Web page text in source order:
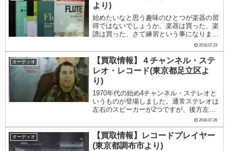
より)
始めたいなと思う趣味のひとつが楽器の習
得ではないでしょうか。楽器は買った、楽
譜は買った、さて練習という事になります
が、その練習の継続が難しいのが難点で
す。今回買取させていただいたのは、いろ
いろな種類の楽譜です。フルート、リコー
ダー、バイオリ...
2018.07.23
オーディオ
【買取情報】４チャンネル・ステ
レオ・レコード(東京都足立区よ
り)
1970年代の始め4チャンネル・ステレオと
いうものが登場しました。通常ステレオは
左右のスピーカーが2つですが、後方左右
に追加設置して4つのスピーカーで聞くよ
うにしたものです。現在のサラウンドシス
テムと同じような考え方です。現在のサラ
ウンドシ...
2018.07.26
オーディオ
【買取情報】レコードプレイヤー
(東京都調布市より)